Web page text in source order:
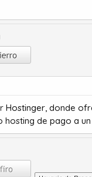
Hostinger , donde
hosting de pago a